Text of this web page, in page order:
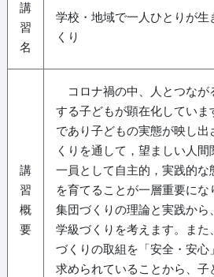
講
習
名
学校・地域で一人ひとりが
くり
講
習
概
要
コロナ禍の中、人とつなが
する子どもが顕在化していま
であり子どもの実態が映し
くりを通して，望ましい人
一員として自主的，実践的
を育てることが一層重要にな
集団づくりの理論と実践から
学級づくりを考えます。また
づくりの取組を「安全・安
求められていることから、子